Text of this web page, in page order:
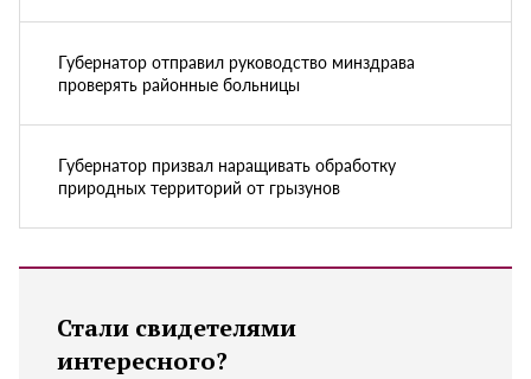
Губернатор отправил руководство минздрава
проверять районные больницы
Губернатор призвал наращивать обработку
природных территорий от грызунов
Стали свидетелями
интересного?